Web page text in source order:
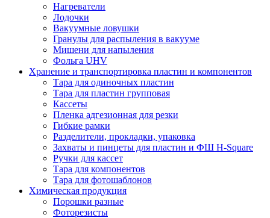
Нагреватели
Лодочки
Вакуумные ловушки
Гранулы для распыления в вакууме
Мишени для напыления
Фольга UHV
Хранение и транспортировка пластин и компонентов
Тара для одиночных пластин
Тара для пластин групповая
Кассеты
Пленка адгезионная для резки
Гибкие рамки
Разделители, прокладки, упаковка
Захваты и пинцеты для пластин и ФШ H-Square
Ручки для кассет
Тара для компонентов
Тара для фотошаблонов
Химическая продукция
Порошки разные
Фоторезисты